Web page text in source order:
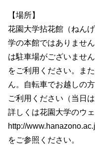
【場所】
花園大学拈花館（ねん
学の本館ではありませ
は駐車場がございませ
をご利用ください。ま
ん。自転車でお越しの
ご利用ください（当日
詳しくは花園大学のウ
http://
をご参照ください。